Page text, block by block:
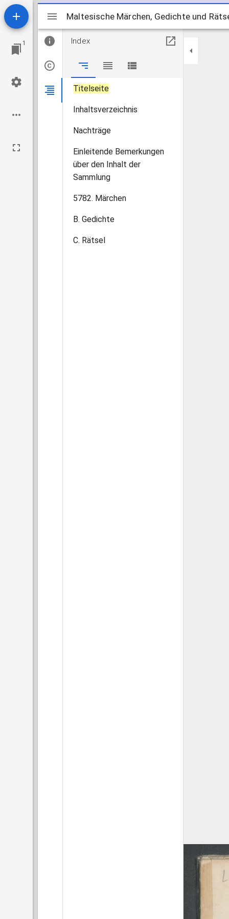
1
MiradorMaltesische Märchen, Gedichte und
Index
Titelseite
Inhaltsverzeichnis
Nachträge
Einleitende Bemerkungen
über den Inhalt der
Sammlung
5782. Märchen
B. Gedichte
C. Rätsel
Maltesische Märchen, Gedichte und